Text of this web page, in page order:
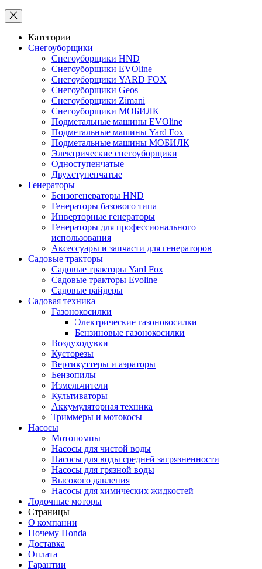
Категории
Снегоуборщики
Снегоуборщики HND
Снегоуборщики EVOline
Снегоуборщики YARD FOX
Снегоуборщики Geos
Снегоуборщики Zimani
Снегоуборщики МОБИЛК
Подметальные машины EVOline
Подметальные машины Yard Fox
Подметальные машины МОБИЛК
Электрические снегоуборщики
Одноступенчатые
Двухступенчатые
Генераторы
Бензогенераторы HND
Генераторы базового типа
Инверторные генераторы
Генераторы для профессионального
использования
Аксессуары и запчасти для генераторов
Садовые тракторы
Садовые тракторы Yard Fox
Садовые тракторы Evoline
Садовые райдеры
Садовая техника
Газонокосилки
Электрические газонокосилки
Бензиновые газонокосилки
Воздуходувки
Кусторезы
Вертикуттеры и аэраторы
Бензопилы
Измельчители
Культиваторы
Аккумуляторная техника
Триммеры и мотокосы
Насосы
Мотопомпы
Насосы для чистой воды
Насосы для воды средней загрязненности
Насосы для грязной воды
Высокого давления
Насосы для химических жидкостей
Лодочные моторы
Страницы
О компании
Почему Honda
Доставка
Оплата
Гарантии